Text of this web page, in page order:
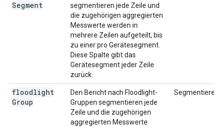
Segment
segmentieren jede Zeile und
die zugehörigen aggregierten
Messwerte werden in
mehrere Zeilen aufgeteilt, bis
zu einer pro Gerätesegment.
Diese Spalte gibt das
Gerätesegment jeder Zeile
zurück.
floodlight
Group
Den Bericht nach Floodlight-
Gruppen segmentieren jede
Zeile und die zugehörigen
aggregierten Messwerte
Segmentieren